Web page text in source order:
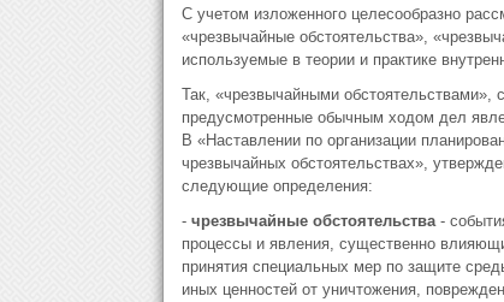
С учетом изложенного целесообразно
«чрезвычайные обстоятельства»,
используемые в тео­рии и практике
Так, «чрезвычайными обстоятельствами»,
предусмотренные обычным ходом дел
В «Наставле­нии по организации
чрезвычайных обстоятельствах»,
следующие определения:
- чрезвычайные обстоятельства -
процессы и явления, существенно
принятия специальных мер по защите
иных ценностей от уничтожения,